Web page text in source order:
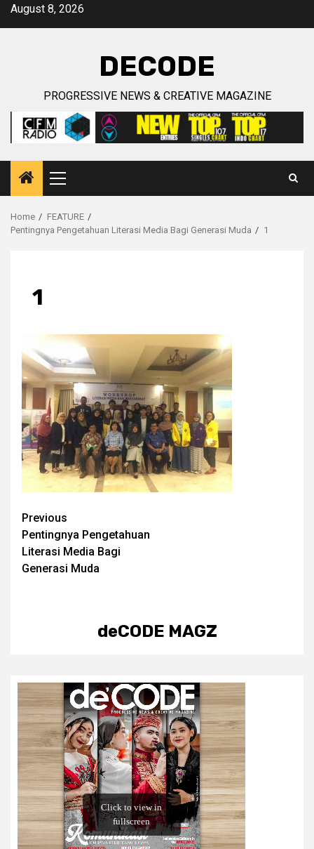
SkipAugust 8, 2026
DECODE
PROGRESSIVE NEWS & CREATIVE MAGAZINE
Primary
Menu
Home
FEATURE
Pentingnya Pengetahuan Literasi Media Bagi Generasi Muda
1
1
Post
navigation
Previous
Pentingnya Pengetahuan
Literasi Media Bagi
Generasi Muda
deCODE MAGZ